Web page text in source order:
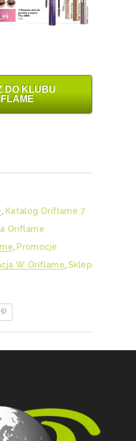
DO KLUBU
, Katalog Oriflame 7
Oriflame
, Promocje
W Oriflame, Sklep